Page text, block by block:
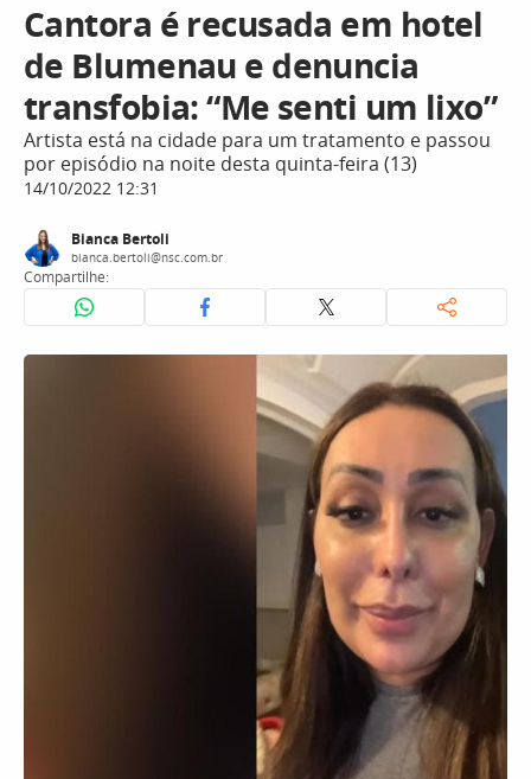
Cantora é recusada em hotel
de Blumenau e denuncia
transfobia: “Me senti um lixo”
Artista está na cidade para um tratamento e passou
por episódio na noite desta quinta-feira (13)
14/10/2022 12:31
Bianca Bertoli
bianca.bertoli@nsc.com.br
Compartilhe: